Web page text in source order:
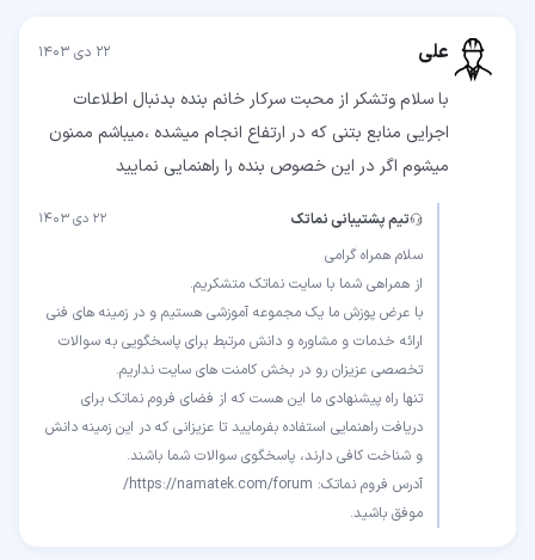
علی ۲۲ دی ۱۴۰۳
با سلام وتشکر از محبت سرکار خانم بنده بدنبال اطلاعات
اجرایی منابع بتنی که در ارتفاع انجام میشده ،میباشم ممنون
میشوم اگر در این خصوص بنده را راهنمایی نمایید
تیم پشتیبانی نماتک ۲۲ دی ۱۴۰۳
با عرض پوزش ما یک مجموعه آموزشی هستیم و در زمینه های فنی
ارائه خدمات و مشاوره و دانش مرتبط برای پاسخگویی به سوالات
تنها راه پیشنهادی ما این هست که از فضای فروم نماتک برای
دریافت راهنمایی استفاده بفرمایید تا عزیزانی که در این زمینه دانش
موفق باشید.